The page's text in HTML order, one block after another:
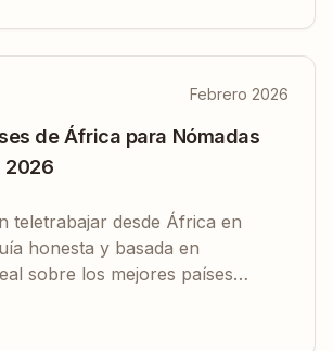
Febrero 2026
de África para Nómadas
2026
teletrabajar desde África en
honesta y basada en
sobre los mejores países
y más.